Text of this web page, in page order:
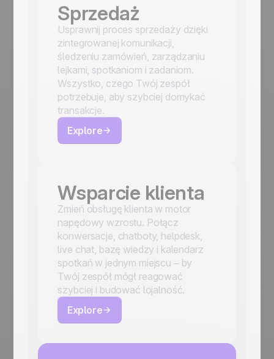
Sprzedaż
Usprawnij proces sprzedaży dzięki
zintegrowanej komunikacji,
śledzeniu zamówień, zarządzaniu
lejkami, spotkaniom i zadaniom.
Wszystko, czego Twój zespół
potrzebuje, aby szybciej domykać
transakcje.
Explore
Wsparcie klienta
Zmień obsługę klienta w motor
napędowy wzrostu. Połącz
konwersacje, chatboty, helpdesk,
live chat, bazę wiedzy i kalendarz
spotkań w jednym miejscu – by
Twój zespół mógł reagować
szybciej i budować lojalność.
Explore